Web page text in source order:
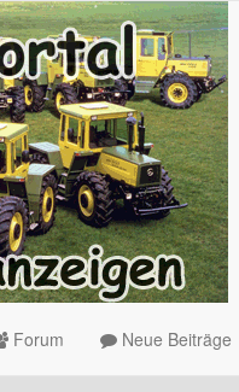
Forum Neue Beiträge